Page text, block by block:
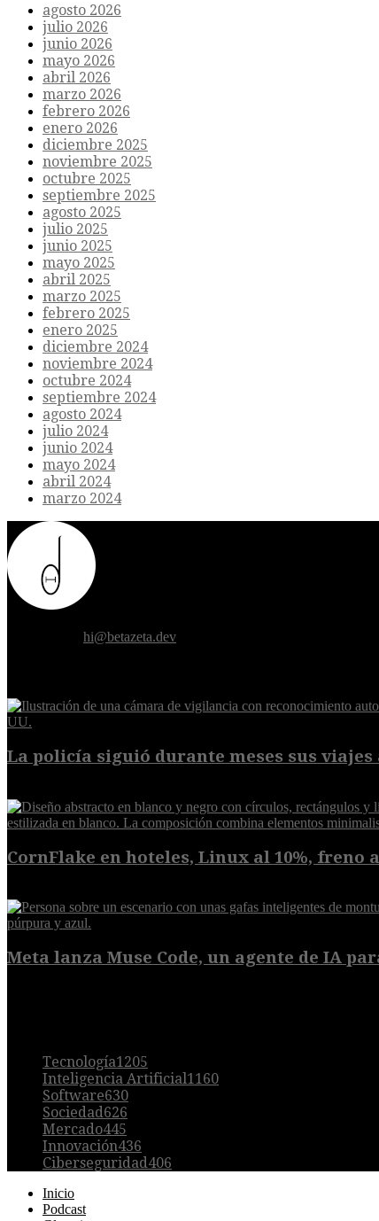
agosto 2026
julio 2026
junio 2026
mayo 2026
abril 2026
marzo 2026
febrero 2026
enero 2026
diciembre 2025
noviembre 2025
octubre 2025
septiembre 2025
agosto 2025
julio 2025
junio 2025
mayo 2025
abril 2025
marzo 2025
febrero 2025
enero 2025
diciembre 2024
noviembre 2024
octubre 2024
septiembre 2024
agosto 2024
julio 2024
junio 2024
mayo 2024
abril 2024
marzo 2024
hi@betazeta.dev
La policía siguió durante meses sus viajes
CornFlake en hoteles, Linux al 10%, freno
Meta lanza Muse Code, un agente de IA
Tecnología1205
Inteligencia Artificial1160
Software630
Sociedad626
Mercado445
Innovación436
Ciberseguridad406
Inicio
Podcast